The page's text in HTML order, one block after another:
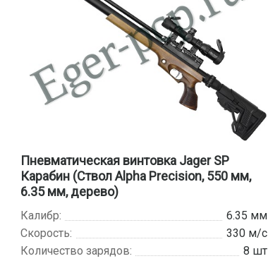
Пневматическая винтовка Jager SP
Карабин (Ствол Alpha Precision, 550 мм,
6.35 мм, дерево)
Калибр:
6.35 мм
Скорость:
330 м/с
Количество зарядов:
8 шт